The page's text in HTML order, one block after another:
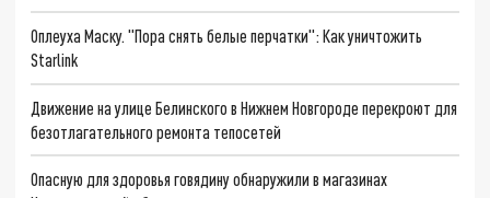
Оплеуха Маску. "Пора снять белые перчатки": Как уничтожить
Starlink
Движение на улице Белинского в Нижнем Новгороде перекроют для
безотлагательного ремонта тепосетей
Опасную для здоровья говядину обнаружили в магазинах